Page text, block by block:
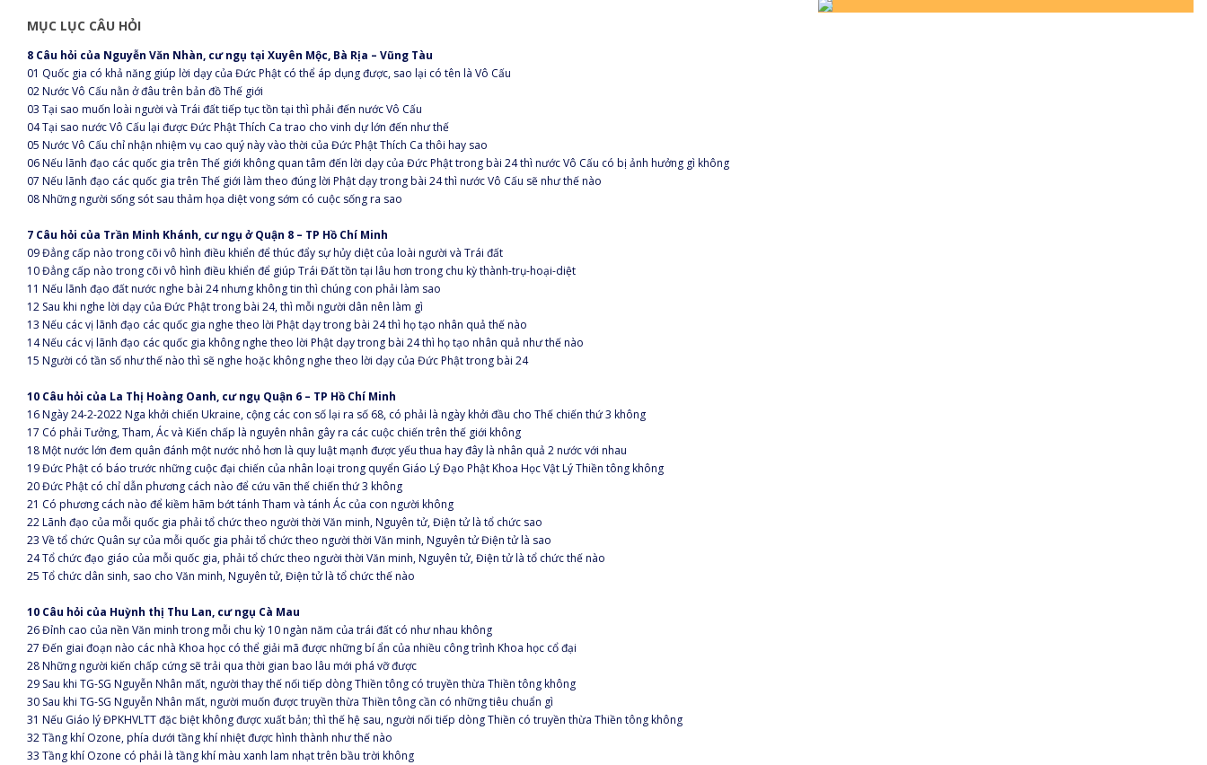
MỤC LỤC CÂU HỎI
8 Câu hỏi của Nguyễn Văn Nhàn, cư ngụ tại Xuyên Mộc, Bà Rịa – Vũng Tàu
01 Quốc gia có khả năng giúp lời dạy của Đức Phật có thể áp dụng được, sao lại có tên là Vô Cấu
02 Nước Vô Cấu nằn ở đâu trên bản đồ Thế giới
03 Tại sao muốn loài người và Trái đất tiếp tục tồn tại thì phải đến nước Vô Cấu
04 Tại sao nước Vô Cấu lại được Đức Phật Thích Ca trao cho vinh dự lớn đến như thế
05 Nước Vô Cấu chỉ nhận nhiệm vụ cao quý này vào thời của Đức Phật Thích Ca thôi hay sao
06 Nếu lãnh đạo các quốc gia trên Thế giới không quan tâm đến lời dạy của Đức Phật trong bài 24 thì nước Vô Cấu có bị ảnh hưởng gì không
07 Nếu lãnh đạo các quốc gia trên Thế giới làm theo đúng lời Phật dạy trong bài 24 thì nước Vô Cấu sẽ như thế nào
08 Những người sống sót sau thảm họa diệt vong sớm có cuộc sống ra sao
7 Câu hỏi của Trần Minh Khánh, cư ngụ ở Quận 8 – TP Hồ Chí Minh
09 Đẳng cấp nào trong cõi vô hình điều khiển để thúc đẩy sự hủy diệt của loài người và Trái đất
10 Đẳng cấp nào trong cõi vô hình điều khiển để giúp Trái Đất tồn tại lâu hơn trong chu kỳ thành-trụ-hoại-diệt
11 Nếu lãnh đạo đất nước nghe bài 24 nhưng không tin thì chúng con phải làm sao
12 Sau khi nghe lời dạy của Đức Phật trong bài 24, thì mỗi người dân nên làm gì
13 Nếu các vị lãnh đạo các quốc gia nghe theo lời Phật dạy trong bài 24 thì họ tạo nhân quả thế nào
14 Nếu các vị lãnh đạo các quốc gia không nghe theo lời Phật dạy trong bài 24 thì họ tạo nhân quả như thế nào
15 Người có tần số như thế nào thì sẽ nghe hoặc không nghe theo lời dạy của Đức Phật trong bài 24
10 Câu hỏi của La Thị Hoàng Oanh, cư ngụ Quận 6 – TP Hồ Chí Minh
16 Ngày 24-2-2022 Nga khởi chiến Ukraine, cộng các con số lại ra số 68, có phải là ngày khởi đầu cho Thế chiến thứ 3 không
17 Có phải Tưởng, Tham, Ác và Kiến chấp là nguyên nhân gây ra các cuộc chiến trên thế giới không
18 Một nước lớn đem quân đánh một nước nhỏ hơn là quy luật mạnh được yếu thua hay đây là nhân quả 2 nước với nhau
19 Đức Phật có báo trước những cuộc đại chiến của nhân loại trong quyển Giáo Lý Đạo Phật Khoa Học Vật Lý Thiền tông không
20 Đức Phật có chỉ dẫn phương cách nào để cứu vãn thế chiến thứ 3 không
21 Có phương cách nào để kiềm hãm bớt tánh Tham và tánh Ác của con người không
22 Lãnh đạo của mỗi quốc gia phải tổ chức theo người thời Văn minh, Nguyên tử, Điện tử là tổ chức sao
23 Về tổ chức Quân sự của mỗi quốc gia phải tổ chức theo người thời Văn minh, Nguyên tử Điện tử là sao
24 Tổ chức đạo giáo của mỗi quốc gia, phải tổ chức theo người thời Văn minh, Nguyên tử, Điện tử là tổ chức thế nào
25 Tổ chức dân sinh, sao cho Văn minh, Nguyên tử, Điện tử là tổ chức thế nào
10 Câu hỏi của Huỳnh thị Thu Lan, cư ngụ Cà Mau
26 Đỉnh cao của nền Văn minh trong mỗi chu kỳ 10 ngàn năm của trái đất có như nhau không
27 Đến giai đoạn nào các nhà Khoa học có thể giải mã được những bí ẩn của nhiều công trình Khoa học cổ đại
28 Những người kiến chấp cứng sẽ trải qua thời gian bao lâu mới phá vỡ được
29 Sau khi TG-SG Nguyễn Nhân mất, người thay thế nối tiếp dòng Thiền tông có truyền thừa Thiền tông không
30 Sau khi TG-SG Nguyễn Nhân mất, người muốn được truyền thừa Thiền tông cần có những tiêu chuẩn gì
31 Nếu Giáo lý ĐPKHVLTT đặc biệt không được xuất bản; thì thế hệ sau, người nối tiếp dòng Thiền có truyền thừa Thiền tông không
32 Tầng khí Ozone, phía dưới tầng khí nhiệt được hình thành như thế nào
33 Tầng khí Ozone có phải là tầng khí màu xanh lam nhạt trên bầu trời không